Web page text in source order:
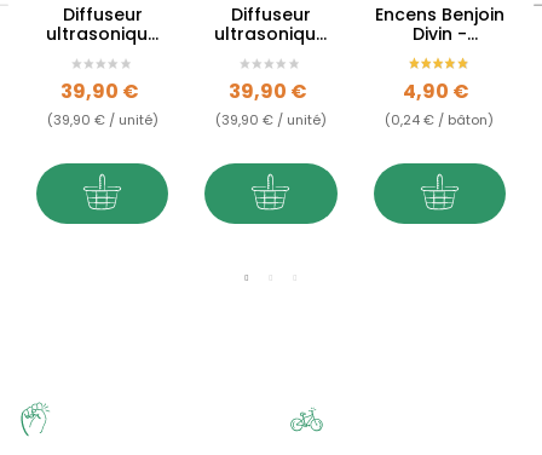
Diffuseur
ultrasonique
Zen - 200ml
Prix
39,90 €
(39,90 € / unité)
Diffuseur
ultrasonique
Gaïa - 400ml
Prix
39,90 €
(39,90 € / unité)
Encens Benjoin
Divin -
purification
spirituelle
Prix
4,90 €
(0,24 € / bâton)